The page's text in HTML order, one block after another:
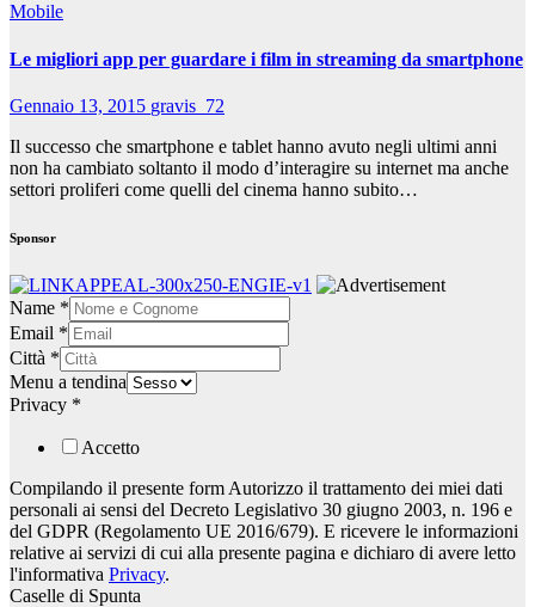
Mobile
Le migliori app per guardare i film in streaming da smartphone
Gennaio 13, 2015 gravis_72
Il successo che smartphone e tablet hanno avuto negli ultimi anni
non ha cambiato soltanto il modo d’interagire su internet ma anche
settori proliferi come quelli del cinema hanno subito…
Sponsor
Name *
Email *
Città *
Menu a tendina
Privacy *
Accetto
Compilando il presente form Autorizzo il trattamento dei miei dati
personali ai sensi del Decreto Legislativo 30 giugno 2003, n. 196 e
del GDPR (Regolamento UE 2016/679). E ricevere le informazioni
relative ai servizi di cui alla presente pagina e dichiaro di avere letto
l'informativa Privacy.
Caselle di Spunta